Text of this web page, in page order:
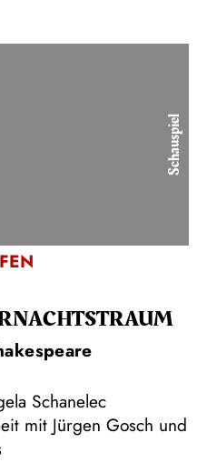
Schauspiel
Schanelec
mit Jürgen Gosch und